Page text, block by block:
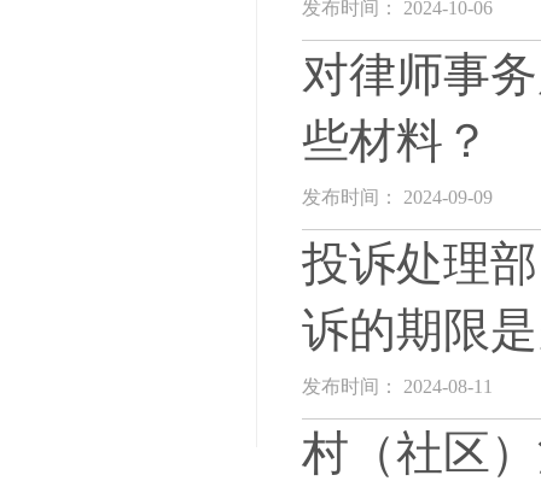
发布时间： 2024-10-06
对律师事
些材料？
发布时间： 2024-09-09
投诉处理
诉的期限
发布时间： 2024-08-11
村（社区